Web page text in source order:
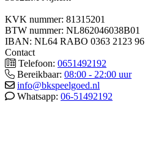
KVK nummer: 81315201
BTW nummer: NL862046038B01
IBAN: NL64 RABO 0363 2123 96
Contact
Telefoon: 0651492192
Bereikbaar: 08:00 - 22:00 uur
info@bkspeelgoed.nl
Whatsapp: 06-51492192